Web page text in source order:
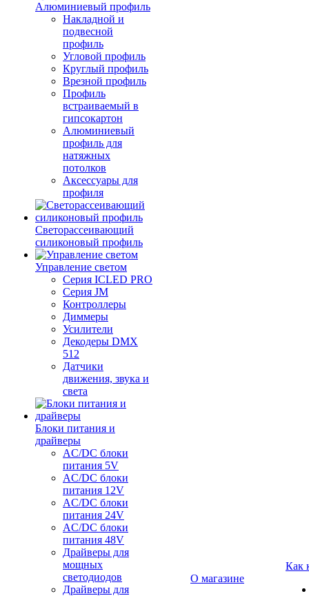
Алюминиевый профиль
Накладной и
подвесной
профиль
Угловой профиль
Круглый профиль
Врезной профиль
Профиль
встраиваемый в
гипсокартон
Алюминиевый
профиль для
натяжных
потолков
Аксессуары для
профиля
Светорассеивающий
силиконовый профиль
Управление светом
Серия ICLED PRO
Серия JM
Контроллеры
Диммеры
Усилители
Декодеры DMX
512
Датчики
движения, звука и
света
Блоки питания и
драйверы
AC/DC блоки
питания 5V
AC/DC блоки
питания 12V
AC/DC блоки
питания 24V
AC/DC блоки
питания 48V
Драйверы для
мощных
светодиодов
Драйверы для
О магазине
Как